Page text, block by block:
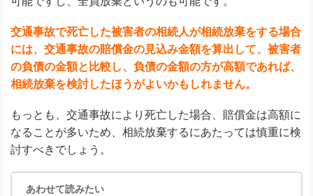
交通事故で死亡した被害者の相続人が相続放棄をする場合
には、交通事故の賠償金の見込み金額を算出して、被害者
の負債の金額と比較し、負債の金額の方が高額であれば、
相続放棄を検討したほうがよいかもしれません。
もっとも、交通事故により死亡した場合、賠償金は高額に
なることが多いため、相続放棄するにあたっては慎重に検
討すべきでしょう。
あわせて読みたい